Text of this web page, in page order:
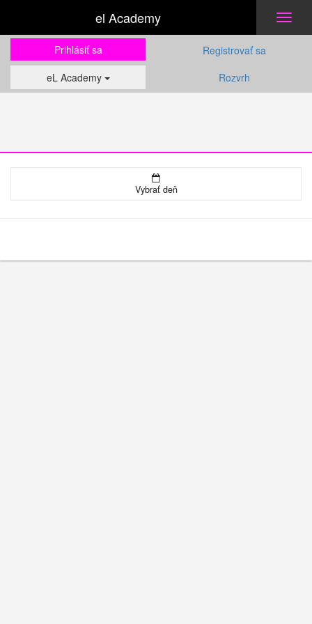
el Academy
Prihlásiť sa
Registrovať sa
eL Academy
Rozvrh
Vybrať deň